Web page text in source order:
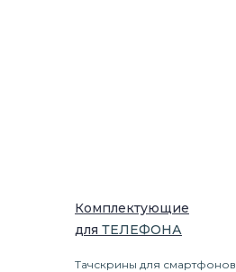
Комплектующие
для ТЕЛЕФОНА
Тачскрины для смартфонов